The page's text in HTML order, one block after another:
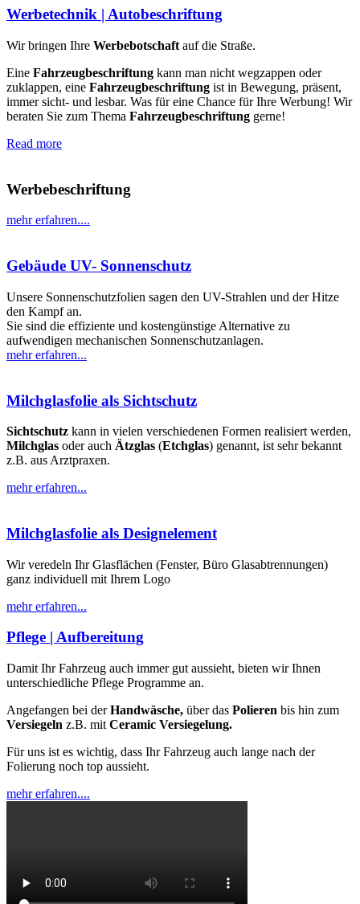
Werbetechnik | Autobeschriftung
Wir bringen Ihre Werbebotschaft auf die Straße.
Eine Fahrzeugbeschriftung kann man nicht wegzappen oder
zuklappen, eine Fahrzeugbeschriftung ist in Bewegung, präsent,
immer sicht- und lesbar. Was für eine Chance für Ihre Werbung! Wir
beraten Sie zum Thema Fahrzeugbeschriftung gerne!
Read more
Werbebeschriftung
mehr erfahren....
Gebäude UV- Sonnenschutz
Unsere Sonnenschutzfolien sagen den UV-Strahlen und der Hitze
den Kampf an.
Sie sind die effiziente und kostengünstige Alternative zu
aufwendigen mechanischen Sonnenschutzanlagen.
mehr erfahren...
Milchglasfolie als Sichtschutz
Sichtschutz kann in vielen verschiedenen Formen realisiert werden,
Milchglas oder auch Ätzglas (Etchglas) genannt, ist sehr bekannt
z.B. aus Arztpraxen.
mehr erfahren...
Milchglasfolie als Designelement
Wir veredeln Ihr Glasflächen (Fenster, Büro Glasabtrennungen)
ganz individuell mit Ihrem Logo
mehr erfahren...
Pflege | Aufbereitung
Damit Ihr Fahrzeug auch immer gut aussieht, bieten wir Ihnen
unterschiedliche Pflege Programme an.
Angefangen bei derHandwäsche, über das Polieren bis hin zum
Versiegeln z.B. mit Ceramic Versiegelung.
Für uns ist es wichtig, dass Ihr Fahrzeug auch lange nach der
Folierung noch top aussieht.
mehr erfahren....